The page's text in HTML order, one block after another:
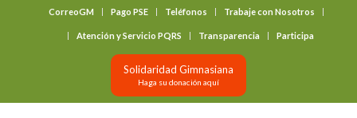
CorreoGM Pago PSE Teléfonos Trabaje con Nosotros
Atención y Servicio PQRS Transparencia Participa
Solidaridad Gimnasiana
Haga su donación aquí